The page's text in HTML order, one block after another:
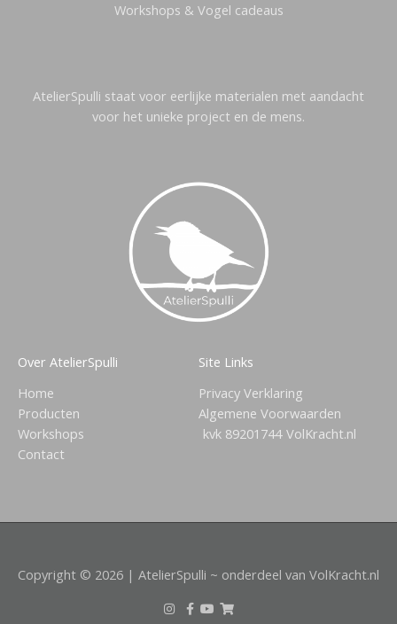
Workshops & Vogel cadeaus
AtelierSpulli staat voor eerlijke materialen met aandacht
voor het unieke project en de mens.
Over AtelierSpulli
Home
Producten
Workshops
Contact
Site Links
Privacy Verklaring
Algemene Voorwaarden
kvk 89201744 VolKracht.nl
Copyright © 2026 | AtelierSpulli ~ onderdeel van VolKracht.nl